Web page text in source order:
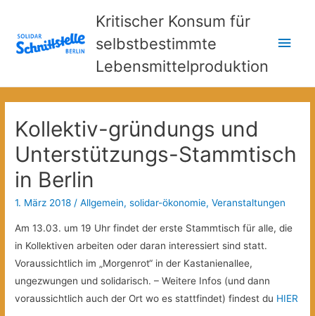
Kritischer Konsum für
selbstbestimmte
Lebensmittelproduktion
Kollektiv-gründungs und
Unterstützungs-Stammtisch
in Berlin
1. März 2018 /Allgemein,solidar-ökonomie,Veranstaltungen
Am 13.03. um 19 Uhr findet der erste Stammtisch für alle, die
in Kollektiven arbeiten oder daran interessiert sind statt.
Voraussichtlich im „Morgenrot“ in der Kastanienallee,
ungezwungen und solidarisch. – Weitere Infos (und dann
voraussichtlich auch der Ort wo es stattfindet) findest du HIER